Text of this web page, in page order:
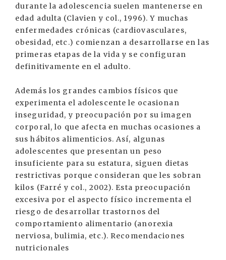
durante la adolescencia suelen mantenerse en
edad adulta (Clavien y col., 1996). Y muchas
enfermedades crónicas (cardiovasculares,
obesidad, etc.) comienzan a desarrollarse en las
primeras etapas de la vida y se configuran
definitivamente en el adulto.
Además los grandes cambios físicos que
experimenta el adolescente le ocasionan
inseguridad, y preocupación por su imagen
corporal, lo que afecta en muchas ocasiones a
sus hábitos alimenticios. Así, algunas
adolescentes que presentan un peso
insuficiente para su estatura, siguen dietas
restrictivas porque consideran que les sobran
kilos (Farré y col., 2002). Esta preocupación
excesiva por el aspecto físico incrementa el
riesgo de desarrollar trastornos del
comportamiento alimentario (anorexia
nerviosa, bulimia, etc.). Recomendaciones
nutricionales